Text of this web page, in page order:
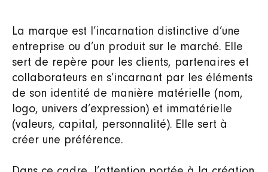
La marque est l’incarnation distinctive d’une
entreprise ou d’un produit sur le marché. Elle
sert de repère pour les clients, partenaires et
collaborateurs en s’incarnant par les éléments
de son identité de manière matérielle (nom,
logo, univers d’expression) et immatérielle
(valeurs, capital, personnalité). Elle sert à
créer une préférence.